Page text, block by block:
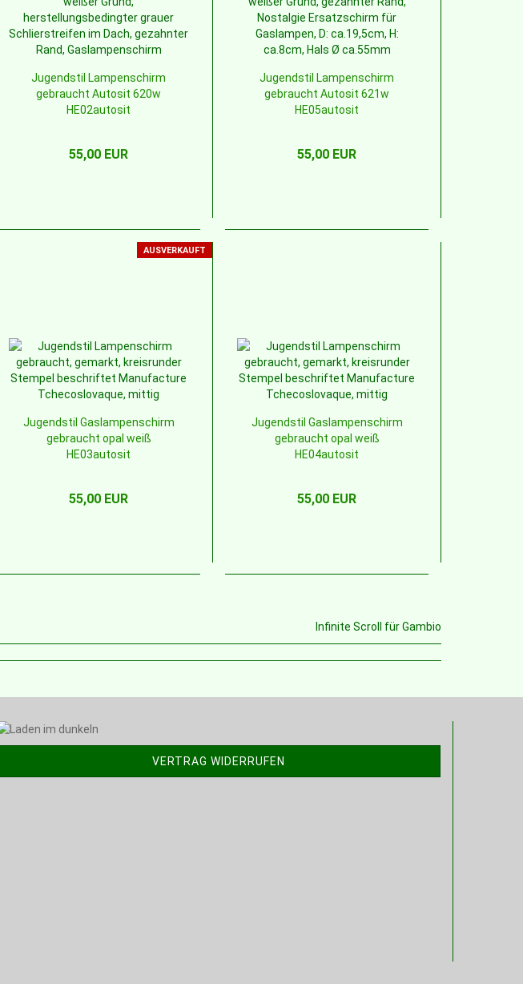
Jugendstil Lampenschirm
gebraucht Autosit 620w
HE02autosit
55,00 EUR
Jugendstil Lampenschirm
gebraucht Autosit 621w
HE05autosit
55,00 EUR
AUSVERKAUFT
Jugendstil Gaslampenschirm
gebraucht opal weiß
HE03autosit
55,00 EUR
Jugendstil Gaslampenschirm
gebraucht opal weiß
HE04autosit
55,00 EUR
Infinite Scroll für Gambio
VERTRAG WIDERRUFEN